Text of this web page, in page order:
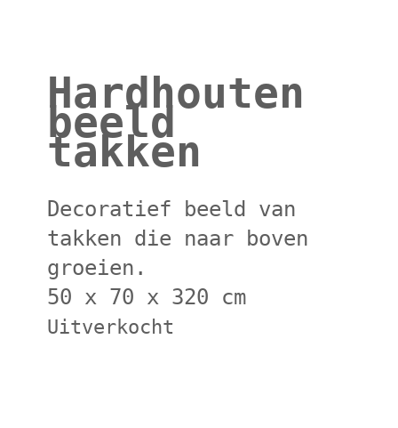
Hardhouten
beeld
takken
Decoratief beeld van
takken die naar boven
groeien.
50 x 70 x 320 cm
Uitverkocht